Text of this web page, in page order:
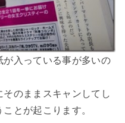
入っている事が多いの
のままスキャンしてし
とが起こります。